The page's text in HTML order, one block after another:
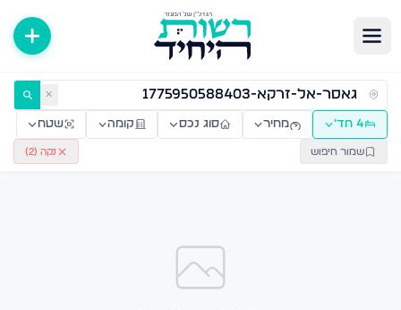
דירות למכירה ולהשכרה — רשות היחיד ✕
4 חד׳ מחיר סוג נכס קומה שטח
שמור חיפוש נקה (2
)